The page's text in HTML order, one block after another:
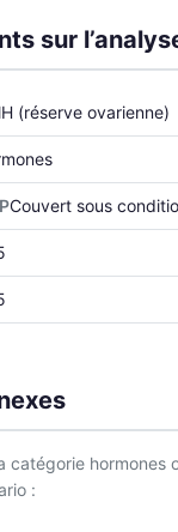
sur
(réserve ovarienne)
Couvert sous
catégorie hormones
: